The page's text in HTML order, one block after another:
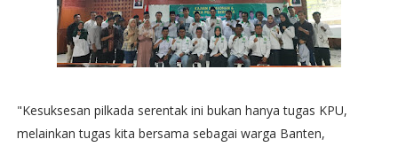
"Kesuksesan pilkada serentak ini bukan hanya tugas KPU,
melainkan tugas kita bersama sebagai warga Banten,